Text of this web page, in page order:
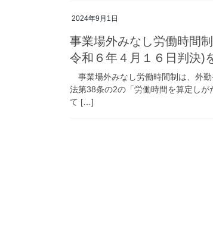
2024年9月1日
事業場外みなし労働時間
令和６年４月１６日判決)
事業場外みなし労働時間制は、外
法第38条の2の「労働時間を算定し
て […]